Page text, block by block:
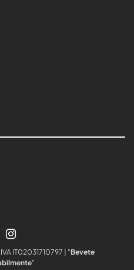
IT02031710797 | "Bevete
"